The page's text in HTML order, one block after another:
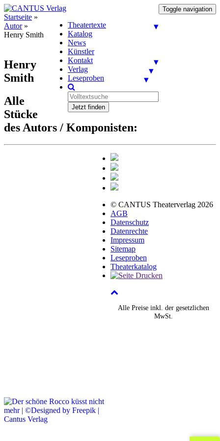
Toggle navigation
Theatertexte
Katalog
News
Künstler
Kontakt
Verlag
Leseproben
Jetzt finden
Startseite »
Autor»
Henry Smith
Henry
Smith
Alle
Stücke
des Autors / Komponisten:
© CANTUS Theaterverlag 2026
AGB
Datenschutz
Datenrechte
Impressum
Sitemap
Leseproben
Theaterkatalog
Alle Preise inkl. der gesetzlichen
MwSt.